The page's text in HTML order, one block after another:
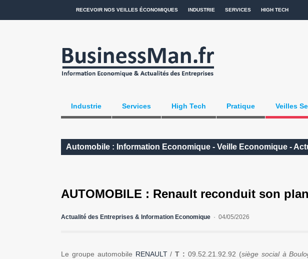
RECEVOIR NOS VEILLES ÉCONOMIQUES INDUSTRIE SERVICES HIGH TECH
Industrie Services High Tech Pratique Veilles
Automobile : Information Economique - Veille Economique -
AUTOMOBILE : Renault reconduit son
Actualité des Entreprises & Information Economique 04/05/2026
Le groupe automobile RENAULT/T : 09.52.21.92.92 (siège social à